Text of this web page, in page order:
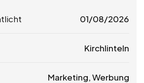
01/08/2026
Kirchlinteln
Marketing, Werbung